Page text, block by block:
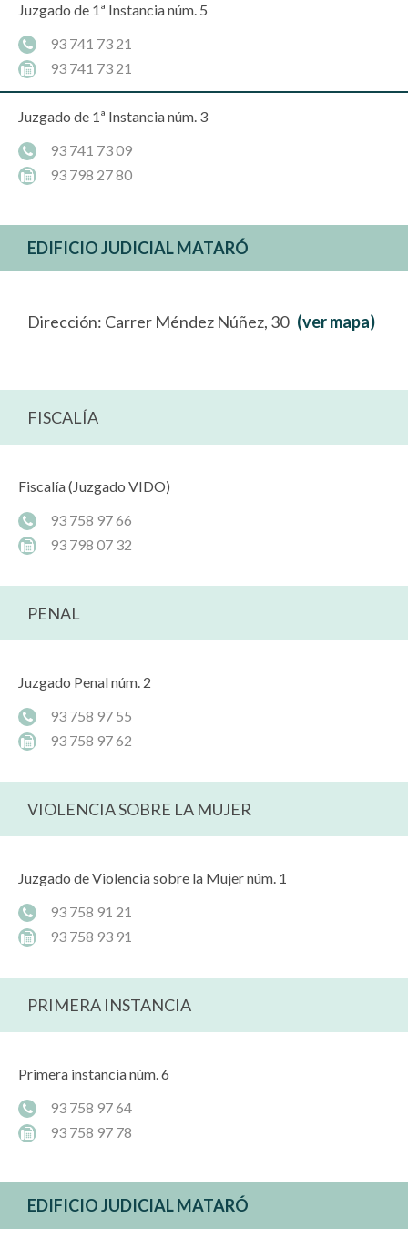
Juzgado de 1ª Instancia núm. 5
93 741 73 21
93 741 73 21
Juzgado de 1ª Instancia núm. 3
93 741 73 09
93 798 27 80
EDIFICIO JUDICIAL MATARÓ
Dirección: Carrer Méndez Núñez, 30 (ver mapa)
FISCALÍA
Fiscalía (Juzgado VIDO)
93 758 97 66
93 798 07 32
PENAL
Juzgado Penal núm. 2
93 758 97 55
93 758 97 62
VIOLENCIA SOBRE LA MUJER
Juzgado de Violencia sobre la Mujer núm. 1
93 758 91 21
93 758 93 91
PRIMERA INSTANCIA
Primera instancia núm. 6
93 758 97 64
93 758 97 78
EDIFICIO JUDICIAL MATARÓ